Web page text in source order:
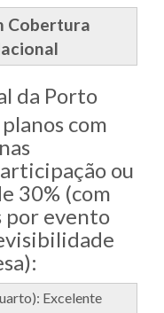
Cobertura
da Porto
com
ou
30% (com
por evento
Excelente